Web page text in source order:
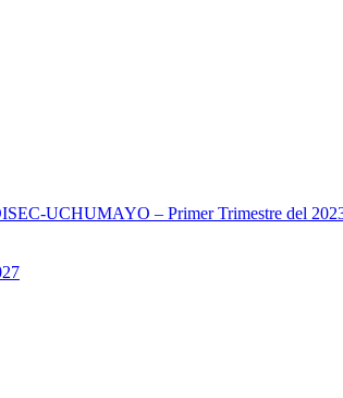
UCHUMAYO – Primer Trimestre del